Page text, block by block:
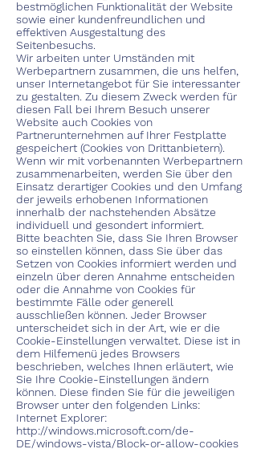
bestmöglichen Funktionalität der Website
sowie einer kundenfreundlichen und
effektiven Ausgestaltung des
Seitenbesuchs.
Wir arbeiten unter Umständen mit
Werbepartnern zusammen, die uns helfen,
unser Internetangebot für Sie interessanter
zu gestalten. Zu diesem Zweck werden für
diesen Fall bei Ihrem Besuch unserer
Website auch Cookies von
Partnerunternehmen auf Ihrer Festplatte
gespeichert (Cookies von Drittanbietern).
Wenn wir mit vorbenannten Werbepartnern
zusammenarbeiten, werden Sie über den
Einsatz derartiger Cookies und den Umfang
der jeweils erhobenen Informationen
innerhalb der nachstehenden Absätze
individuell und gesondert informiert.
Bitte beachten Sie, dass Sie Ihren Browser
so einstellen können, dass Sie über das
Setzen von Cookies informiert werden und
einzeln über deren Annahme entscheiden
oder die Annahme von Cookies für
bestimmte Fälle oder generell
ausschließen können. Jeder Browser
unterscheidet sich in der Art, wie er die
Cookie-Einstellungen verwaltet. Diese ist in
dem Hilfemenü jedes Browsers
beschrieben, welches Ihnen erläutert, wie
Sie Ihre Cookie-Einstellungen ändern
können. Diese finden Sie für die jeweiligen
Browser unter den folgenden Links:
Internet Explorer:
http://windows.microsoft.com/de-
DE/windows-vista/Block-or-allow-cookies